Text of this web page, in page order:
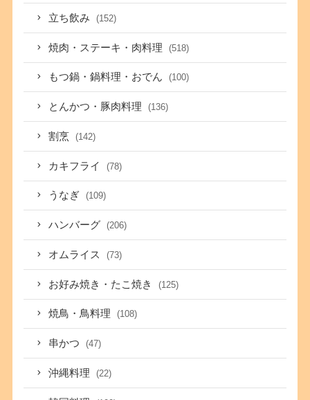
立ち飲み (152)
焼肉・ステーキ・肉料理 (518)
もつ鍋・鍋料理・おでん (100)
とんかつ・豚肉料理 (136)
割烹 (142)
カキフライ (78)
うなぎ (109)
ハンバーグ (206)
オムライス (73)
お好み焼き・たこ焼き (125)
焼鳥・鳥料理 (108)
串かつ (47)
沖縄料理 (22)